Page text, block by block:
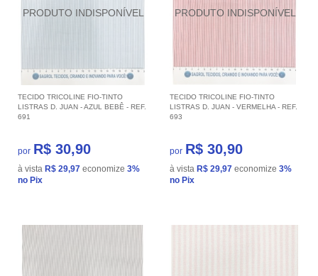
TECIDO TRICOLINE FIO-TINTO
LISTRAS D. JUAN - AZUL BEBÊ - REF.
691
por R$ 30,90
à vista R$ 29,97 economize 3%
no Pix
TECIDO TRICOLINE FIO-TINTO
LISTRAS D. JUAN - VERMELHA - REF.
693
por R$ 30,90
à vista R$ 29,97 economize 3%
no Pix